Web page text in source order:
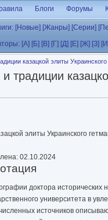
Блоги Форумы
[Новые] [Жанры] [Серии]
[А] [Б] [В] [Г] [Д] [Е] [Ж] [З]
казацкой элиты
традиции
элиты Украинского
02.10.2024
доктора исторических
университета в
источников